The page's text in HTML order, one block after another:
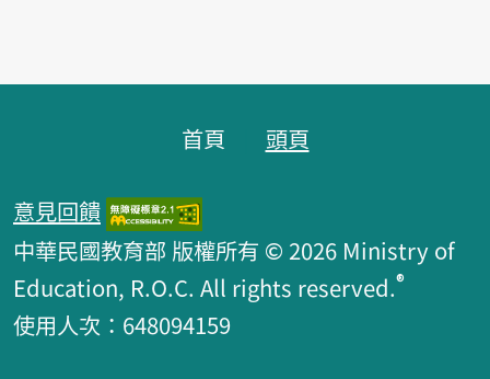
首頁 頭頁
意見回饋
中華民國教育部 版權所有 © 2026 Ministry of
Education, R.O.C. All rights reserved.®
使用人次：648094159